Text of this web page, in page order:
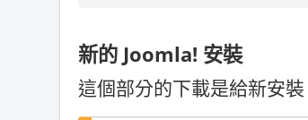
新的 Joomla! 安裝
這個部分的下載是給新安